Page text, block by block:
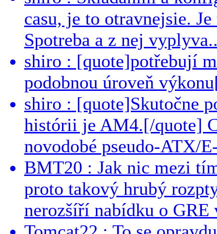
casu, je to otravnejsie.
Spotreba a z nej
shiro : [quote]potřebují
podobnou úroveň
shiro : [quote]Skutočne
histórii je AM4.[/quote]
novodobé pseudo-ATX/
BMT20 : Jak nic mezi
proto takový hrubý
nerozšíří nabídku o GRE